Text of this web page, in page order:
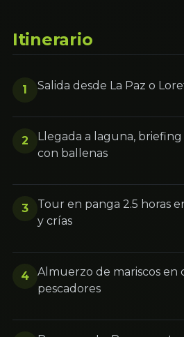
Itinerario
1 Salida desde La Paz o
2
Llegada a laguna,
con ballenas
3
Tour en panga 2.5 horas
y crías
4
Almuerzo de mariscos en
pescadores